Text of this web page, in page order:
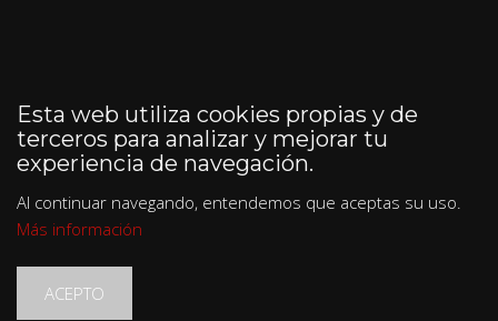
Esta web utiliza cookies propias y de
terceros para analizar y mejorar tu
experiencia de navegación.
Al continuar navegando, entendemos que aceptas su uso.
Más información
ACEPTO